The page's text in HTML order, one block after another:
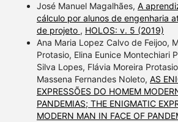
José Manuel Magalhães, A
cálculo por alunos de engenharia
de projeto , HOLOS: v. 5 (2019)
Ana Maria Lopez Calvo de Feijoo,
Protasio, Elina Eunice Montechiari
Silva Lopes, Flávia Moreira
Massena Fernandes Noleto, AS
EXPRESSÕES DO HOMEM
PANDEMIAS; THE ENIGMATIC
MODERN MAN IN FACE OF